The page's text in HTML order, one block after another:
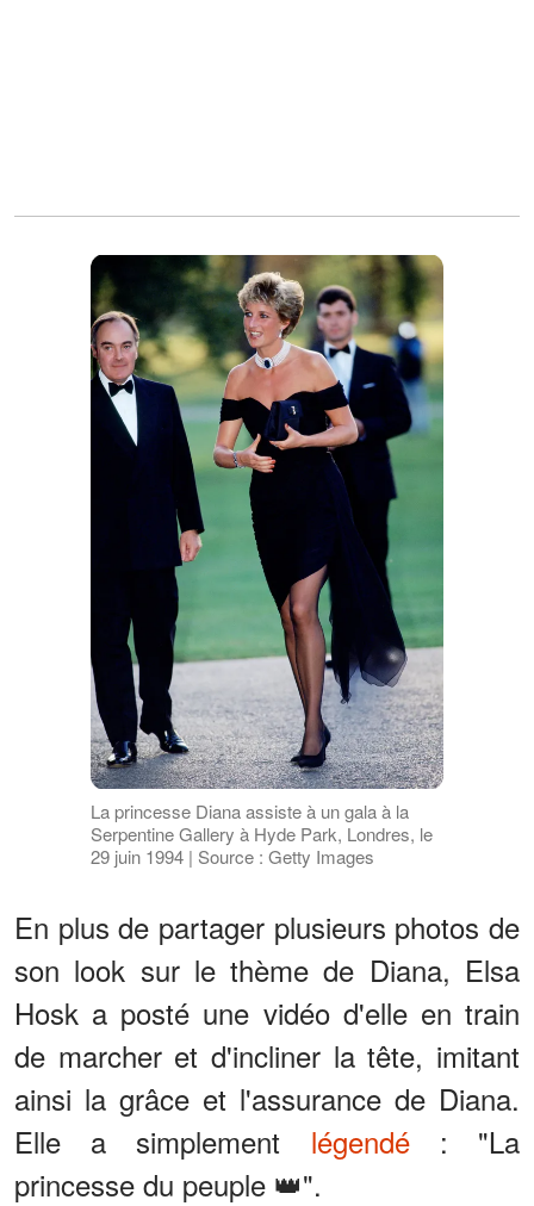
La princesse Diana assiste à un gala à la
Serpentine Gallery à Hyde Park, Londres, le
29 juin 1994 | Source : Getty Images
En plus de partager plusieurs photos de
son look sur le thème de Diana, Elsa
Hosk a posté une vidéo d'elle en train
de marcher et d'incliner la tête, imitant
ainsi la grâce et l'assurance de Diana.
Elle a simplement légendé: "La
princesse du peuple 👑".